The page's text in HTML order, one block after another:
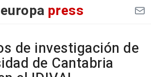
europa press
de investigación de
de Cantabria